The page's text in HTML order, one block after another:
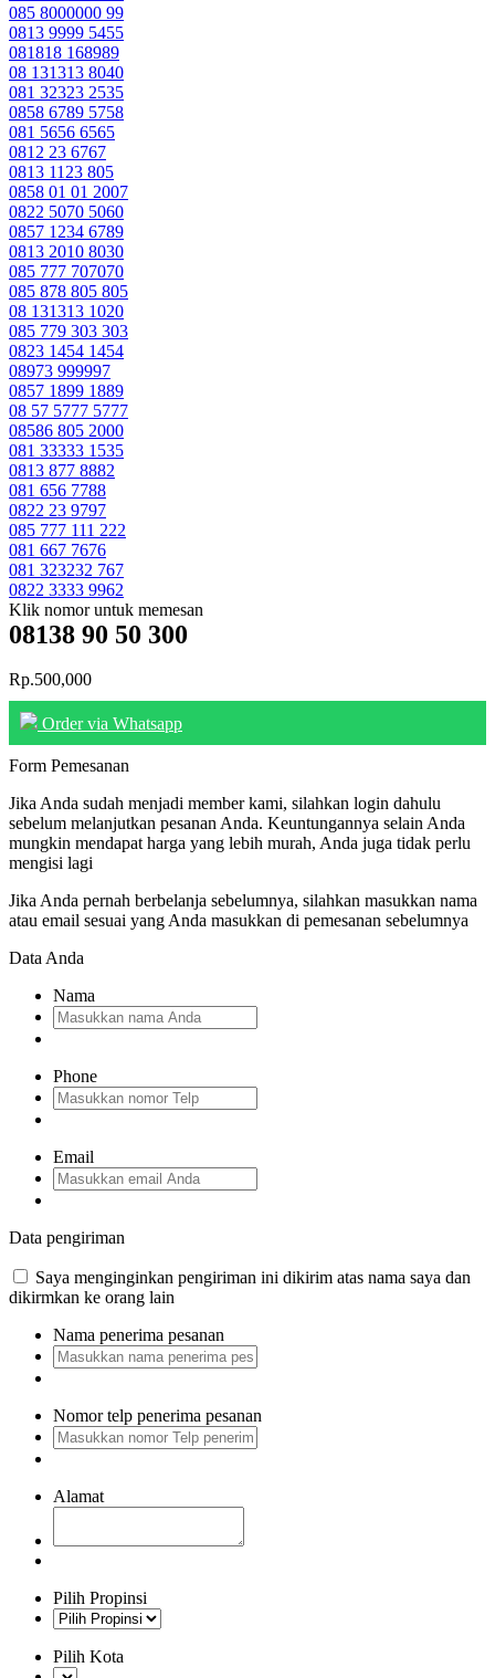
085 8000000 99
0813 9999 5455
081818 168989
08 131313 8040
081 32323 2535
0858 6789 5758
081 5656 6565
0812 23 6767
0813 1123 805
0858 01 01 2007
0822 5070 5060
0857 1234 6789
0813 2010 8030
085 777 707070
085 878 805 805
08 131313 1020
085 779 303 303
0823 1454 1454
08973 999997
0857 1899 1889
08 57 5777 5777
08586 805 2000
081 33333 1535
0813 877 8882
081 656 7788
0822 23 9797
085 777 111 222
081 667 7676
081 323232 767
0822 3333 9962
Klik nomor untuk memesan
08138 90 50 300
Rp.500,000
Order via Whatsapp
Form Pemesanan
Jika Anda sudah menjadi member kami, silahkan login dahulu
sebelum melanjutkan pesanan Anda. Keuntungannya selain Anda
mungkin mendapat harga yang lebih murah, Anda juga tidak perlu
mengisi lagi
Jika Anda pernah berbelanja sebelumnya, silahkan masukkan nama
atau email sesuai yang Anda masukkan di pemesanan sebelumnya
Data Anda
Nama
Phone
Email
Data pengiriman
Saya menginginkan pengiriman ini dikirim atas nama saya dan
dikirmkan ke orang lain
Nama penerima pesanan
Nomor telp penerima pesanan
Alamat
Pilih Propinsi
Pilih Kota